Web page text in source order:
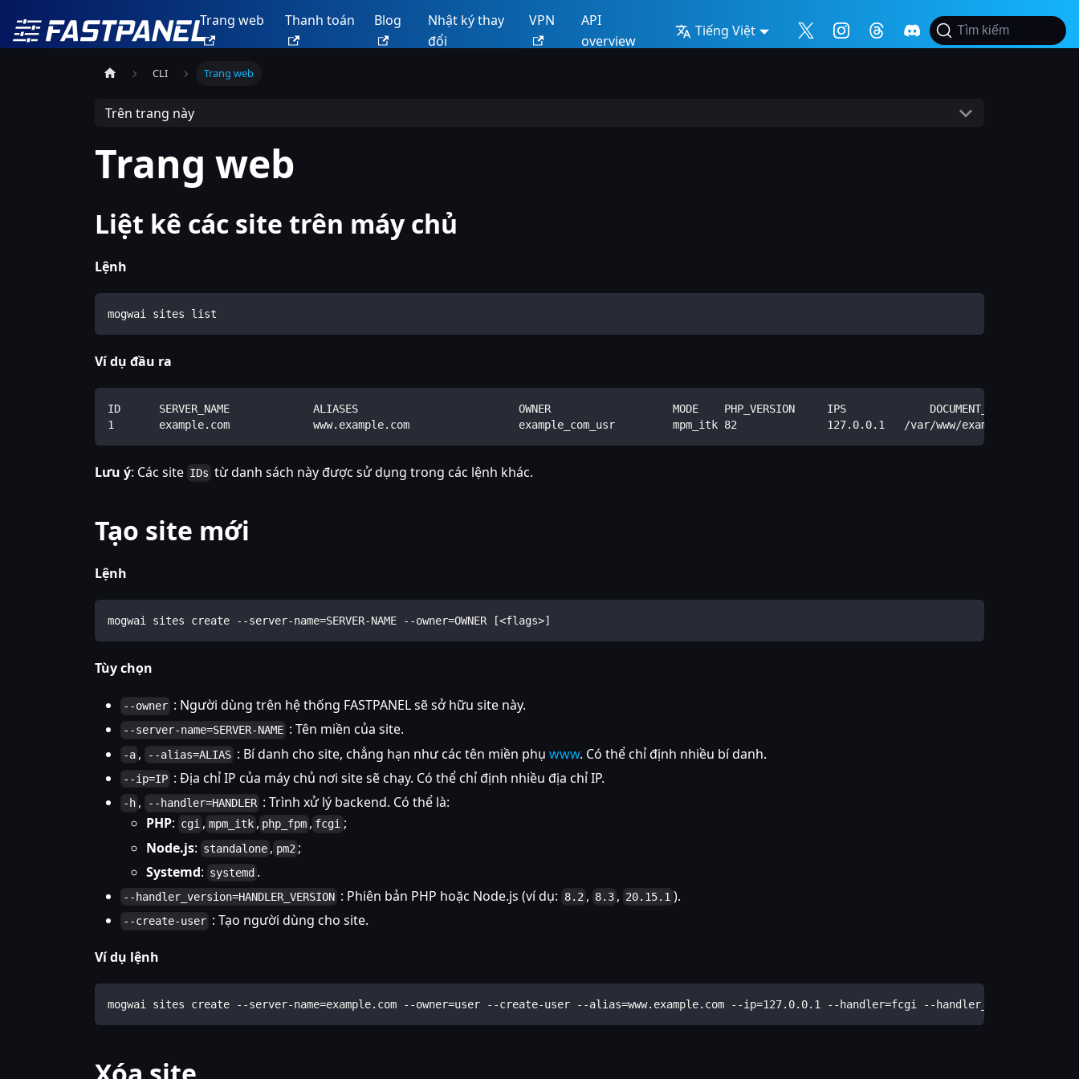
Trang web Thanh toán Blog
Nhật ký thay
đổi
VPN
API
overview
Tiếng Việt Tìm kiếm
CLI Trang web
Trên trang này
Trang web
Liệt kê các site trên máy chủ
Lệnh
mogwai sites list
Ví dụ đầu ra
ID      SERVER_NAME             ALIASES                         OWNER                   MODE    PHP_VERSION     IPS             DOCUMENT_ROOT
1       example.com             www.example.com                 example_com_usr         mpm_itk 82              127.0.0.1   /var/www/example_com_usr/data/
Lưu ý: Các site IDs từ danh sách này được sử dụng trong các lệnh khác.
Tạo site mới
Lệnh
mogwai sites create --server-name=SERVER-NAME --owner=OWNER [<flags>]
Tùy chọn
--owner : Người dùng trên hệ thống FASTPANEL sẽ sở hữu site này.
--server-name=SERVER-NAME : Tên miền của site.
-a , --alias=ALIAS : Bí danh cho site, chẳng hạn như các tên miền phụ www. Có thể chỉ định nhiều bí danh.
--ip=IP : Địa chỉ IP của máy chủ nơi site sẽ chạy. Có thể chỉ định nhiều địa chỉ IP.
-h , --handler=HANDLER : Trình xử lý backend. Có thể là:
PHP: cgi , mpm_itk , php_fpm , fcgi ;
Node.js: standalone , pm2 ;
Systemd: systemd .
--handler_version=HANDLER_VERSION : Phiên bản PHP hoặc Node.js (ví dụ: 8.2 , 8.3 , 20.15.1 ).
--create-user : Tạo người dùng cho site.
Ví dụ lệnh
mogwai sites create --server-name=example.com --owner=user --create-user --alias=www.example.com --ip=127.0.0.1 --handler=fcgi --handler_version=7.3